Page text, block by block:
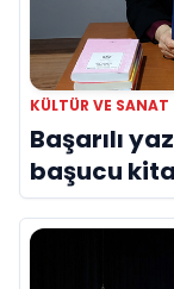
KÜLTÜR VE SANAT
Başarılı
başucu
yerini aldı